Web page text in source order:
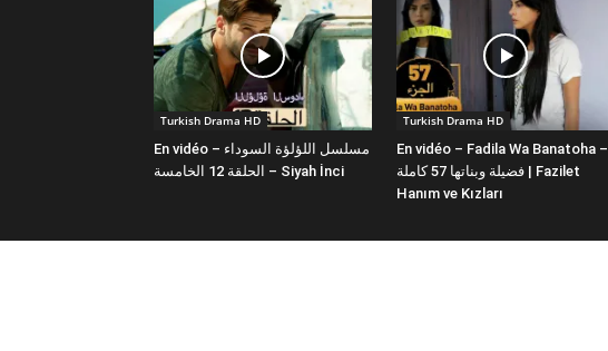
Turkish Drama HD
En vidéo – مسلسل اللؤلؤة السوداء
الحلقة 12 الخامسة – Siyah İnci
Turkish Drama HD
En vidéo – Fadila Wa Banatoha –
فضيلة وبناتها 57 كاملة | Fazilet
Hanım ve Kızları